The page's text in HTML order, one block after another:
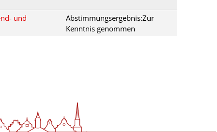
und
Abstimmungsergebnis:Zur
Kenntnis genommen